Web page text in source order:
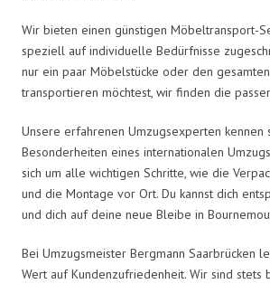
Wir bieten einen günstigen Möbeltransport-
speziell auf individuelle Bedürfnisse
nur ein paar Möbelstücke oder den
transportieren möchtest, wir finden die
Unsere erfahrenen Umzugsexperten kennen
Besonderheiten eines internationalen
sich um alle wichtigen Schritte, wie die
und die Montage vor Ort. Du kannst dich
und dich auf deine neue Bleibe in
Bei Umzugsmeister Bergmann Saarbrücken
Wert auf Kundenzufriedenheit. Wir sind stets